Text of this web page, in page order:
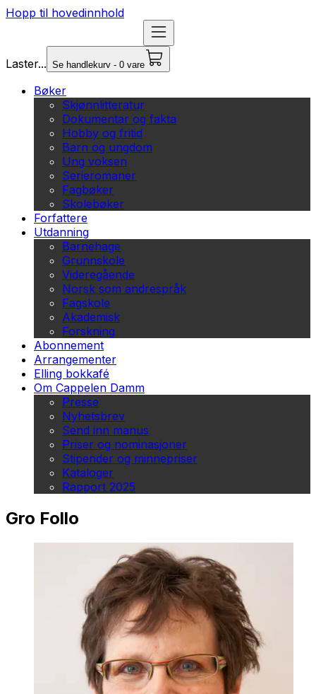
Hopp til hovedinnhold
Laster... Se handlekurv - 0 vare
Bøker
Skjønnlitteratur
Dokumentar og fakta
Hobby og fritid
Barn og ungdom
Ung voksen
Serieromaner
Fagbøker
Skolebøker
Forfattere
Utdanning
Barnehage
Grunnskole
Videregående
Norsk som andrespråk
Fagskole
Akademisk
Forskning
Abonnement
Arrangementer
Elling bokkafé
Om Cappelen Damm
Presse
Nyhetsbrev
Send inn manus
Priser og nominasjoner
Stipender og minnepriser
Kataloger
Rapport 2025
Gro Follo